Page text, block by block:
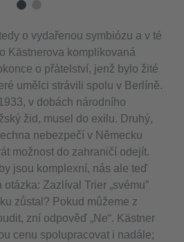
o vydařenou symbiózu a v té
Kästnerova komplikovaná
o přátelství, jenž bylo žité
umělci strávili spolu v Berlíně.
v dobách národního
žid, musel do exilu. Druhý,
nebezpečí v Německu
možnost do zahraničí odejít.
jsou komplexní, nás ale teď
Zazlíval Trier „svému”
zůstal? Pokud můžeme z
zní odpověď „Ne“. Kästner
cenu spolupracovat i nadále;